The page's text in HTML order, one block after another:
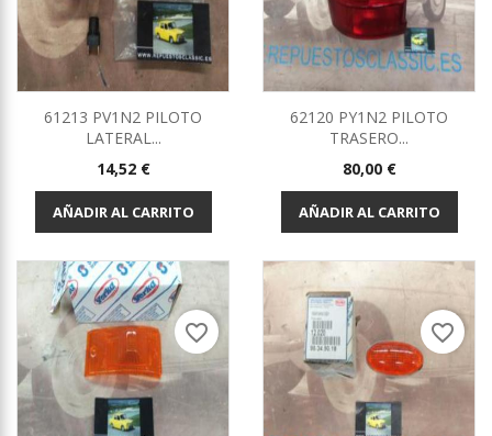
61213 PV1N2 PILOTO
LATERAL...
Precio
14,52 €
AÑADIR AL CARRITO
62120 PY1N2 PILOTO
TRASERO...
Precio
80,00 €
AÑADIR AL CARRITO
favorite_border favorite_border